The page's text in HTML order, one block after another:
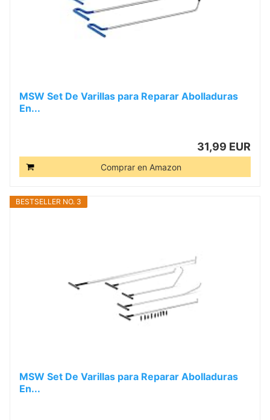
MSW Set De Varillas para Reparar Abolladuras
En...
31,99 EUR
Comprar en Amazon
BESTSELLER NO. 3
MSW Set De Varillas para Reparar Abolladuras
En...